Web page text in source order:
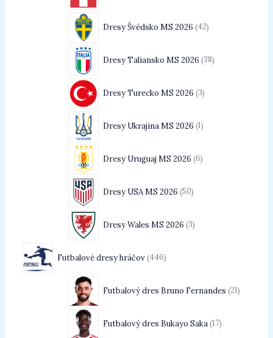
Dresy Švédsko MS 2026 42
Dresy Taliansko MS 2026 38
Dresy Turecko MS 2026 3
Dresy Ukrajina MS 2026 1
Dresy Uruguaj MS 2026 6
Dresy USA MS 2026 50
Dresy Wales MS 2026 3
Futbalové dresy hráčov 446
Futbalový dres Bruno Fernandes 21
Futbalový dres Bukayo Saka 17